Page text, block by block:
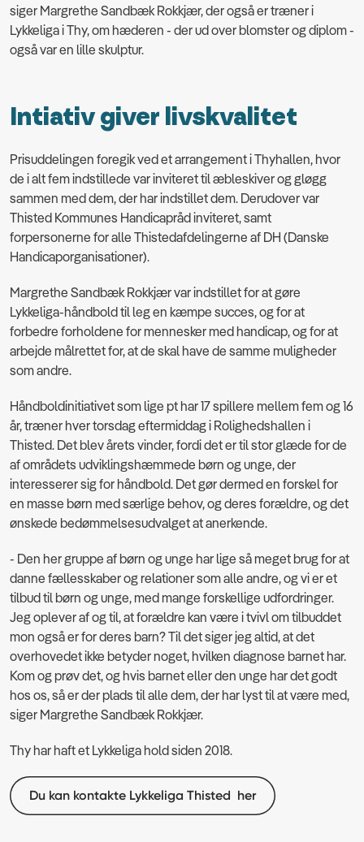
siger Margrethe Sandbæk Rokkjær, der også er træner i
Lykkeliga i Thy, om hæderen - der ud over blomster og diplom -
også var en lille skulptur.
Intiativ giver livskvalitet
Prisuddelingen foregik ved et arrangement i Thyhallen, hvor
de i alt fem indstillede var inviteret til æbleskiver og gløgg
sammen med dem, der har indstillet dem. Derudover var
Thisted Kommunes Handicapråd inviteret, samt
forpersonerne for alle Thistedafdelingerne af DH (Danske
Handicaporganisationer).
Margrethe Sandbæk Rokkjær var indstillet for at gøre
Lykkeliga-håndbold til leg en kæmpe succes, og for at
forbedre forholdene for mennesker med handicap, og for at
arbejde målrettet for, at de skal have de samme muligheder
som andre.
Håndboldinitiativet som lige pt har 17 spillere mellem fem og 16
år, træner hver torsdag eftermiddag i Rolighedshallen i
Thisted. Det blev årets vinder, fordi det er til stor glæde for de
af områdets udviklingshæmmede børn og unge, der
interesserer sig for håndbold. Det gør dermed en forskel for
en masse børn med særlige behov, og deres forældre, og det
ønskede bedømmelsesudvalget at anerkende.
- Den her gruppe af børn og unge har lige så meget brug for at
danne fællesskaber og relationer som alle andre, og vi er et
tilbud til børn og unge, med mange forskellige udfordringer.
Jeg oplever af og til, at forældre kan være i tvivl om tilbuddet
mon også er for deres barn? Til det siger jeg altid, at det
overhovedet ikke betyder noget, hvilken diagnose barnet har.
Kom og prøv det, og hvis barnet eller den unge har det godt
hos os, så er der plads til alle dem, der har lyst til at være med,
siger Margrethe Sandbæk Rokkjær.
Thy har haft et Lykkeliga hold siden 2018.
Du kan kontakte Lykkeliga Thisted her